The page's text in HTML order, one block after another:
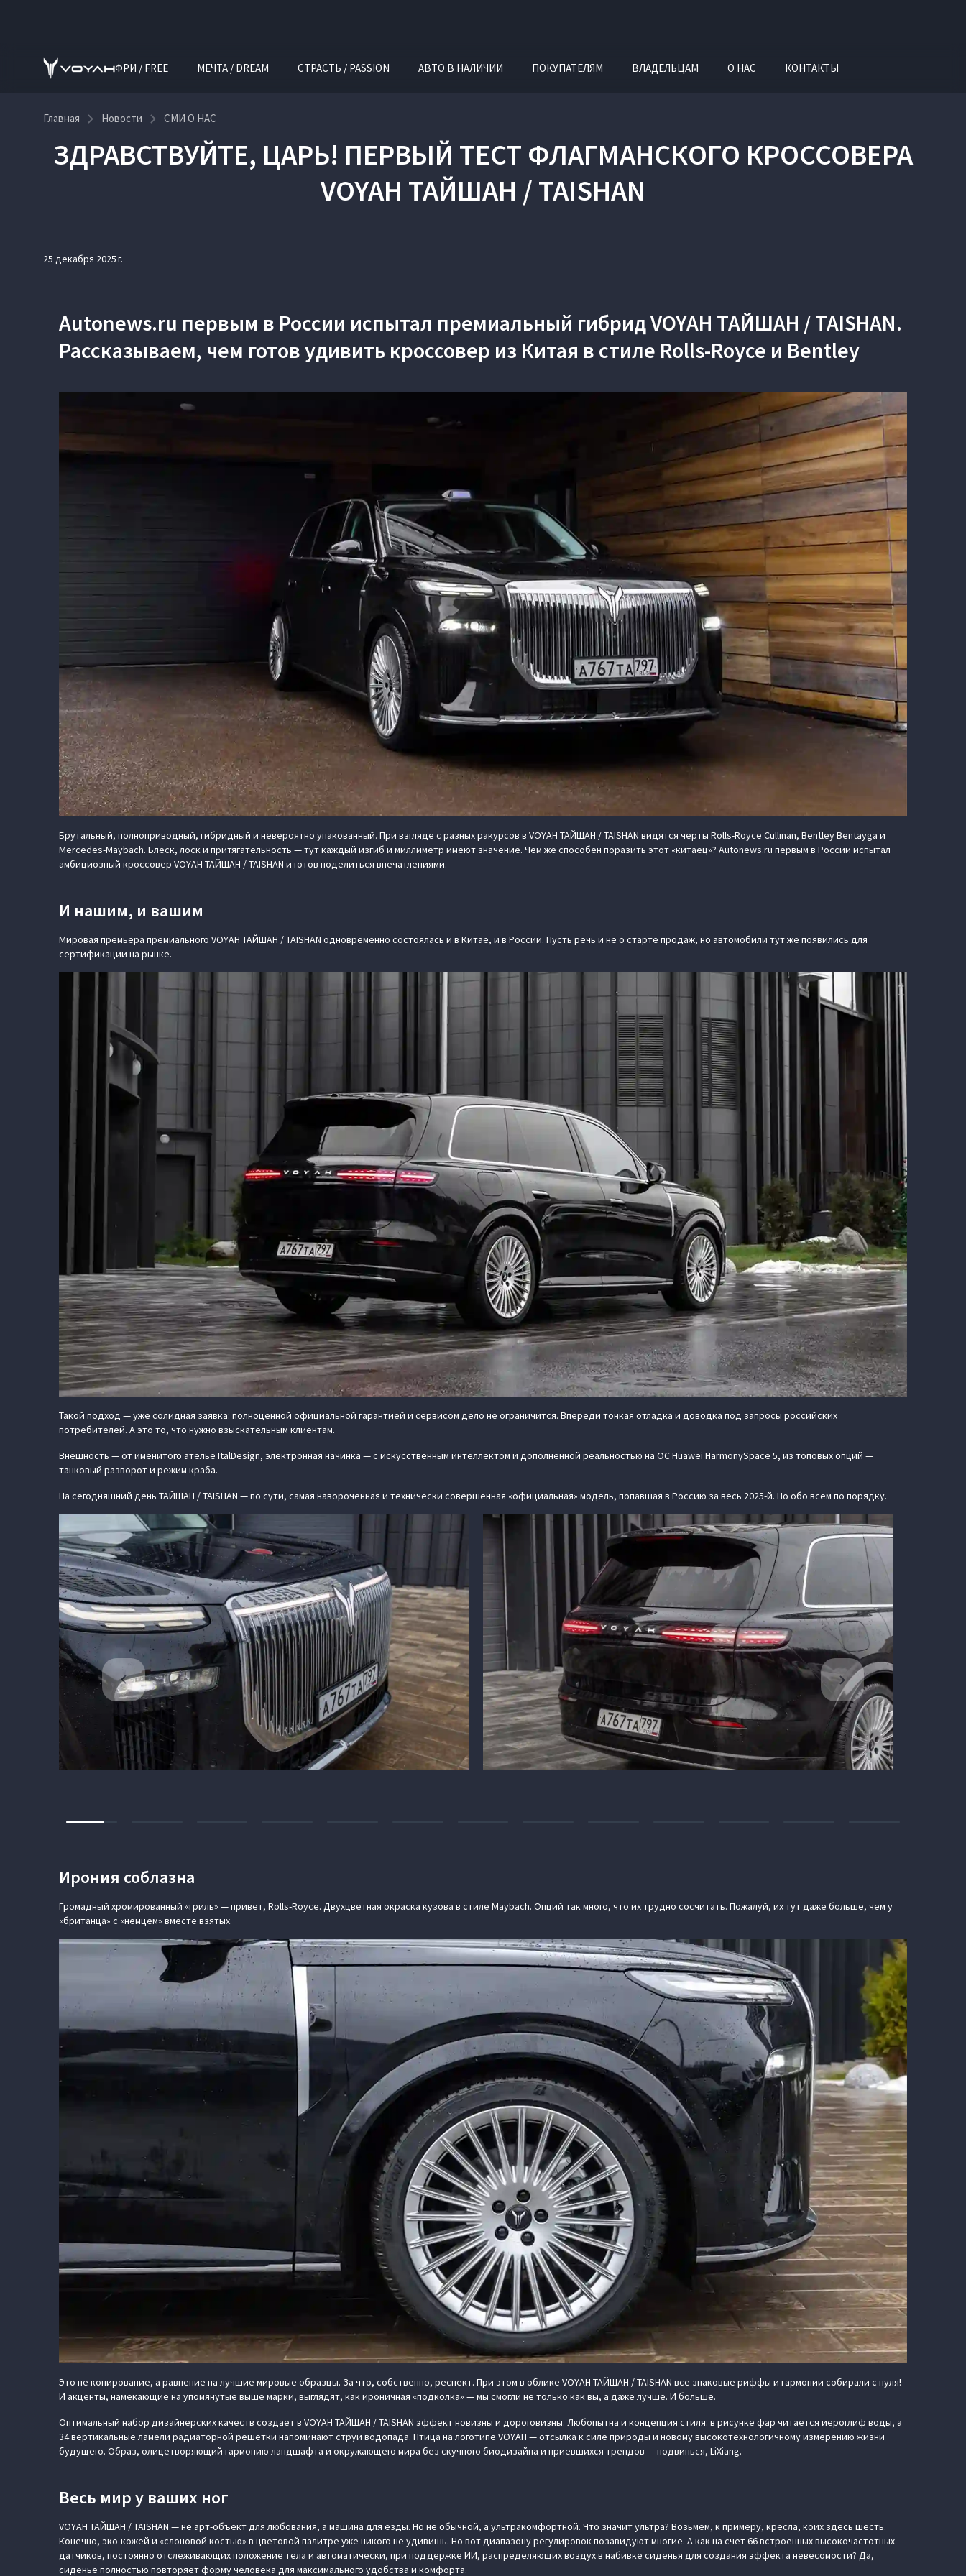
ФРИ / FREE МЕЧТА / DREAM СТРАСТЬ / PASSION АВТО В НАЛИЧИИ ПОКУПАТЕЛЯМ ВЛАДЕЛЬЦАМ О НАС КОНТАКТЫ
Главная Новости СМИ О НАС
ЗДРАВСТВУЙТЕ, ЦАРЬ! ПЕРВЫЙ ТЕСТ ФЛАГМАНСКОГО КРОССОВЕРА
VOYAH ТАЙШАН / TAISHAN
25 декабря 2025 г.
Autonews.ru первым в России испытал премиальный гибрид VOYAH ТАЙШАН / TAISHAN.
Рассказываем, чем готов удивить кроссовер из Китая в стиле Rolls-Royce и Bentley
Брутальный, полноприводный, гибридный и невероятно упакованный. При взгляде с разных ракурсов в VOYAH ТАЙШАН / TAISHAN видятся черты Rolls-Royce Cullinan, Bentley Bentayga и
Mercedes-Maybach. Блеск, лоск и притягательность — тут каждый изгиб и миллиметр имеют значение. Чем же способен поразить этот «китаец»? Autonews.ru первым в России испытал
амбициозный кроссовер VOYAH ТАЙШАН / TAISHAN и готов поделиться впечатлениями.
И нашим, и вашим
Мировая премьера премиального VOYAH ТАЙШАН / TAISHAN одновременно состоялась и в Китае, и в России. Пусть речь и не о старте продаж, но автомобили тут же появились для
сертификации на рынке.
Такой подход — уже солидная заявка: полноценной официальной гарантией и сервисом дело не ограничится. Впереди тонкая отладка и доводка под запросы российских
потребителей. А это то, что нужно взыскательным клиентам.
Внешность — от именитого ателье ItalDesign, электронная начинка — с искусственным интеллектом и дополненной реальностью на ОС Huawei HarmonySpace 5, из топовых опций —
танковый разворот и режим краба.
На сегодняшний день ТАЙШАН / TAISHAN — по сути, самая навороченная и технически совершенная «официальная» модель, попавшая в Россию за весь 2025-й. Но обо всем по порядку.
Ирония соблазна
Громадный хромированный «гриль» — привет, Rolls-Royce. Двухцветная окраска кузова в стиле Maybach. Опций так много, что их трудно сосчитать. Пожалуй, их тут даже больше, чем у
«британца» с «немцем» вместе взятых.
Это не копирование, а равнение на лучшие мировые образцы. За что, собственно, респект. При этом в облике VOYAH ТАЙШАН / TAISHAN все знаковые риффы и гармонии собирали с нуля!
И акценты, намекающие на упомянутые выше марки, выглядят, как ироничная «подколка» — мы смогли не только как вы, а даже лучше. И больше.
Оптимальный набор дизайнерских качеств создает в VOYAH ТАЙШАН / TAISHAN эффект новизны и дороговизны. Любопытна и концепция стиля: в рисунке фар читается иероглиф воды, а
34 вертикальные ламели радиаторной решетки напоминают струи водопада. Птица на логотипе VOYAH — отсылка к силе природы и новому высокотехнологичному измерению жизни
будущего. Образ, олицетворяющий гармонию ландшафта и окружающего мира без скучного биодизайна и приевшихся трендов — подвинься, LiXiang.
Весь мир у ваших ног
VOYAH ТАЙШАН / TAISHAN — не арт-объект для любования, а машина для езды. Но не обычной, а ультракомфортной. Что значит ультра? Возьмем, к примеру, кресла, коих здесь шесть.
Конечно, эко-кожей и «слоновой костью» в цветовой палитре уже никого не удивишь. Но вот диапазону регулировок позавидуют многие. А как на счет 66 встроенных высокочастотных
датчиков, постоянно отслеживающих положение тела и автоматически, при поддержке ИИ, распределяющих воздух в набивке сиденья для создания эффекта невесомости? Да,
сиденье полностью повторяет форму человека для максимального удобства и комфорта.